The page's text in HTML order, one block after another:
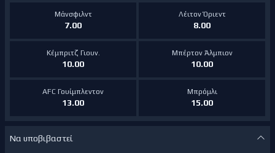
Μάνσφιλντ
7.00
Λέιτον Όριεντ
8.00
Κέμπριτζ Γιουν.
10.00
Μπέρτον Άλμπιον
10.00
AFC Γουίμπλεντον
13.00
Μπρόμλι
15.00
Να υποβιβαστεί